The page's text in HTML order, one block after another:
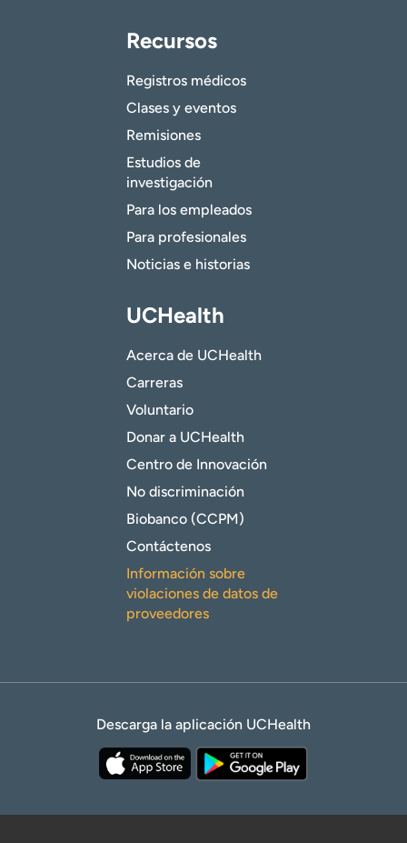
Recursos
Registros médicos
Clases y eventos
Remisiones
Estudios de
investigación
Para los empleados
Para profesionales
Noticias e historias
UCHealth
Acerca de UCHealth
Carreras
Voluntario
Donar a UCHealth
Centro de Innovación
No discriminación
Biobanco (CCPM)
Contáctenos
Información sobre
violaciones de datos de
proveedores
Descarga la aplicación UCHealth